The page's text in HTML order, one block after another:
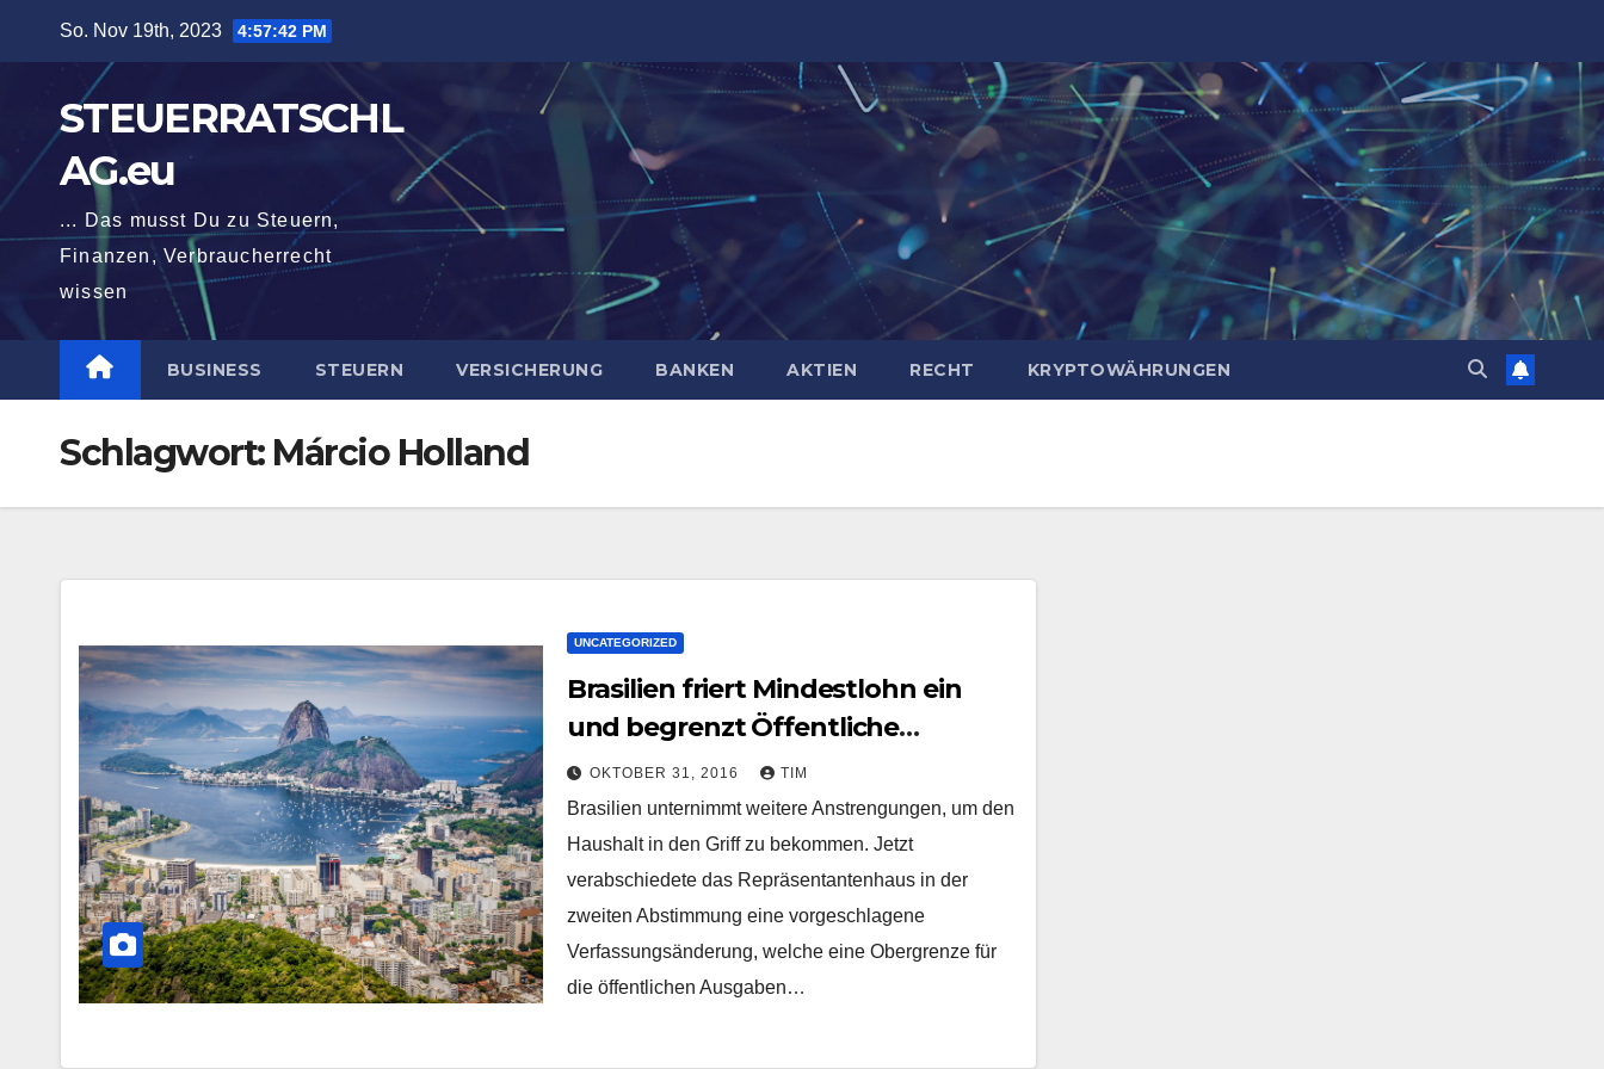
So. Nov 19th, 2023 4:57:43 PM
STEUERRATSCHL
AG.eu
... Das musst Du zu Steuern,
Finanzen, Verbraucherrecht
wissen
BUSINESS STEUERN VERSICHERUNG BANKEN AKTIEN RECHT KRYPTOWÄHRUNGEN
Schlagwort: Márcio Holland
UNCATEGORIZED
Brasilien friert Mindestlohn ein
und begrenzt Öffentliche
Ausgaben mit
Verfassungsänderung
OKTOBER 31, 2016 TIM
Brasilien unternimmt weitere Anstrengungen, um den
Haushalt in den Griff zu bekommen. Jetzt
verabschiedete das Repräsentantenhaus in der
zweiten Abstimmung eine vorgeschlagene
Verfassungsänderung, welche eine Obergrenze für
die öffentlichen Ausgaben…